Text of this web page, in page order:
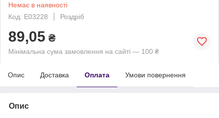
Немає в наявності
Код: Е03228
Роздріб
89,05 ₴
Мінімальна сума замовлення на сайті — 100 ₴
Опис Доставка Оплата Умови повернення
Опис